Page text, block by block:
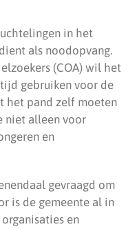
in het
als noodopvang.
(COA) wil het
gebruiken voor de
het pand zelf moeten
niet alleen voor
en
gevraagd om
is de gemeente al in
en